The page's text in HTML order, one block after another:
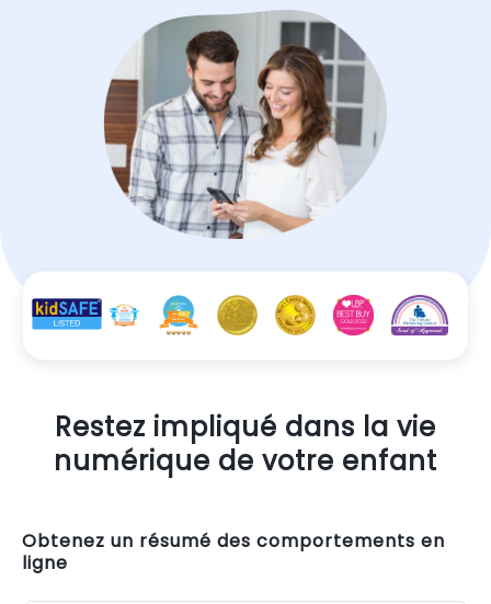
Restez impliqué dans la vie
numérique de votre enfant
Obtenez un résumé des comportements en
ligne